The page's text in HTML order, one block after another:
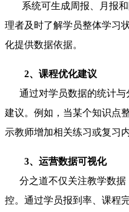
系统可生成周报、月报和
理者及时了解学员整体学习
化提供数据依据。
2、课程优化建议
通过对学员数据的统计与
建议。例如，当某个知识点
示教师增加相关练习或复习
3、运营数据可视化
分之道不仅关注教学数据
控。通过学员报到率、课程